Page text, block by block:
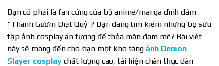
Bạn có phải là fan cứng của bộ anime/manga đình đám
“Thanh Gươm Diệt Quỷ”? Bạn đang tìm kiếm những bộ sưu
tập ảnh cosplay ấn tượng để thỏa mãn đam mê? Bài viết
này sẽ mang đến cho bạn một kho tàng ảnh Demon
Slayer cosplay chất lượng cao, tái hiện chân thực dàn